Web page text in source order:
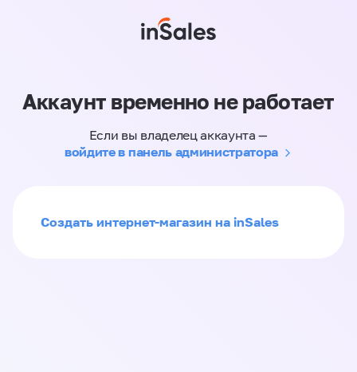
Аккаунт временно не работает
Если вы владелец аккаунта —
войдите в панель администратора
Создать интернет-магазин на inSales